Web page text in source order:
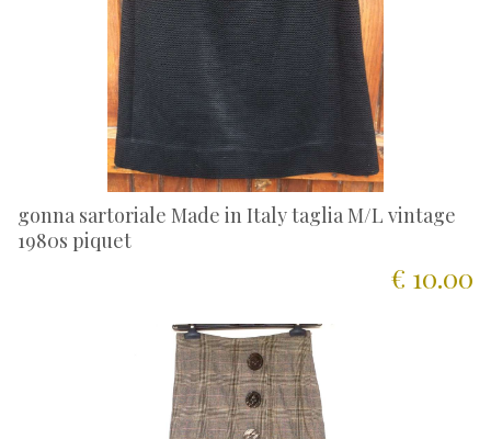
gonna sartoriale Made in Italy taglia M/L vintage
1980s piquet
€ 10.00